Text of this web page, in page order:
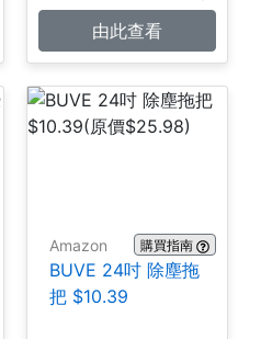
由此查看
Amazon 購買指南
BUVE 24吋 除塵拖
把 $10.39